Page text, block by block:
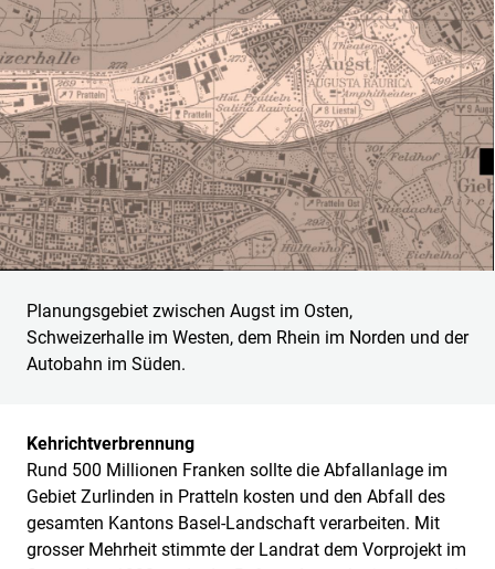
Planungsgebiet zwischen Augst im Osten,
Schweizerhalle im Westen, dem Rhein im Norden und der
Autobahn im Süden.
Kehrichtverbrennung
Rund 500 Millionen Franken sollte die Abfallanlage im
Gebiet Zurlinden in Pratteln kosten und den Abfall des
gesamten Kantons Basel-Landschaft verarbeiten. Mit
grosser Mehrheit stimmte der Landrat dem Vorprojekt im